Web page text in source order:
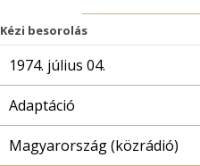
Kézi besorolás
1974. július 04.
Adaptáció
Magyarország (közrádió)